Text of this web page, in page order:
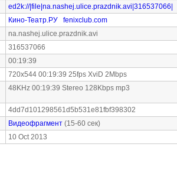
ed2k://|file|na.nashej.ulice.prazdnik.avi|316537066|
Кино-Театр.РУ
fenixclub.com
na.nashej.ulice.prazdnik.avi
316537066
00:19:39
720x544 00:19:39 25fps XviD 2Mbps
48KHz 00:19:39 Stereo 128Kbps mp3
4dd7d101298561d5b531e81fbf398302
Видеофрагмент (15-60 сек)
10 Oct 2013